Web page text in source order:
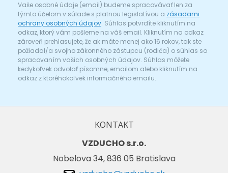
Vaše osobné údaje (email) budeme spracovávať len za
týmto účelom v súlade s platnou legislatívou a zásadami
ochrany osobných údajov. Súhlas potvrdíte kliknutím na
odkaz, ktorý vám pošleme na váš email. Kliknutím na odkaz
zároveň prehlasujete, že ak máte menej ako 16 rokov, tak ste
požiadal/a svojho zákonného zástupcu (rodiča) o súhlas so
spracovaním vašich osobných údajov. Súhlas môžete
kedykoľvek odvolať písomne, emailom alebo kliknutím na
odkaz z ktoréhokoľvek informačného emailu.
KONTAKT
VZDUCHO s.r.o.
Nobelova 34, 836 05 Bratislava